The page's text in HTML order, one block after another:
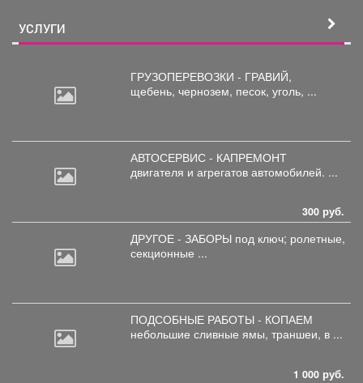
УСЛУГИ
ГРУЗОПЕРЕВОЗКИ - ГРАВИЙ,
щебень, чернозем, песок, уголь, ...
АВТОСЕРВИС - КАПРЕМОНТ
двигателя и агрегатов автомобилей. ...
300 руб.
ДРУГОЕ - ЗАБОРЫ под ключ; ролетные,
секционные ...
ПОДСОБНЫЕ РАБОТЫ - КОПАЕМ
небольшие сливные ямы, траншеи, в ...
1 000 руб.